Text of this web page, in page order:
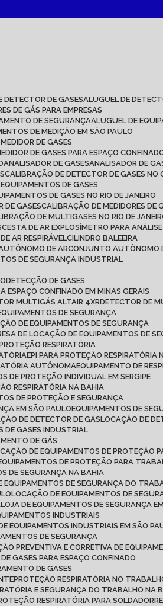
DETECTOR DE GASES ALUGUEL DE
DE GÁS PARA EMPRESAS
DE SEGURANÇA ALUGUEL DE
DE MEDIÇÃO EM SÃO PAULO
MEDIDOR DE GASES
DE GASES PARA ESPAÇO
ANALISADOR DE GASES ANALISADOR DE
CALIBRAÇÃO DE DETECTOR DE GASES NO
EQUIPAMENTOS DE GASES
DE GASES NO RIO DE JANEIRO
DE GASES CALIBRAÇÃO DE MEDIDORES DE
DE MULTIGASES NO RIO DE
CESTA DE AR EXPLOSÍMETRO PARA
DE AR RESPIRÁVEL CILINDRO BALEEIRA
DE AR CONJUNTO AUTÔNOMO
DE SEGURANÇA INDUSTRIAL
DETECÇÃO DE GASES
ESPAÇO CONFINADO EM MINAS GERAIS
MULTIGÁS ALTAIR 4XR DETECTOR DE
DE SEGURANÇA
DE EQUIPAMENTOS DE SEGURANÇA
DE LOCAÇÃO DE EQUIPAMENTOS DE
PROTEÇÃO RESPIRATÓRIA
EPI PARA PROTEÇÃO RESPIRATÓRIA
AUTÔNOMA EQUIPAMENTO DE
DE PROTEÇÃO INDIVIDUAL EM SERGIPE
RESPIRATÓRIA NA BAHIA
DE PROTEÇÃO E SEGURANÇA
EM SÃO PAULO EQUIPAMENTOS DE
DE DETECTOR DE GÁS LOCAÇÃO DE
DE GASES INDUSTRIAL
DE GÁS
DE EQUIPAMENTOS DE PROTEÇÃO
DE PROTEÇÃO PARA
DE SEGURANÇA NA BAHIA
EQUIPAMENTOS DE SEGURANÇA DO
LOCAÇÃO DE EQUIPAMENTOS DE
LOJA DE EQUIPAMENTOS DE SEGURANÇA
INDUSTRIAIS
EQUIPAMENTOS INDUSTRIAIS EM SÃO
DE SEGURANÇA
PREVENTIVA E CORRETIVA DE
DE GASES PARA ESPAÇO CONFINADO
DE GASES
PROTEÇÃO RESPIRATÓRIA NO
E SEGURANÇA DO TRABALHO NA
RESPIRATÓRIA PARA SOLDADOR